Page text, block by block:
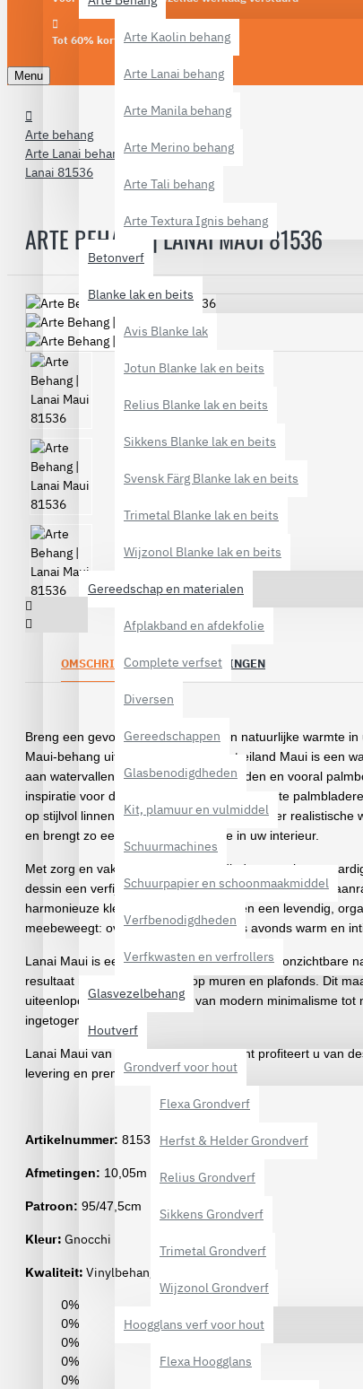
Arte Kaolin behang
Arte Lanai behang
Arte Manila behang
Arte Merino behang
Arte Tali behang
Arte Textura Ignis behang
Betonverf
Blanke lak en beits
Avis Blanke lak
Jotun Blanke lak en beits
Relius Blanke lak en beits
Sikkens Blanke lak en beits
Svensk Färg Blanke lak en beits
Trimetal Blanke lak en beits
Wijzonol Blanke lak en beits
Gereedschap en materialen
Afplakband en afdekfolie
Complete verfset
Diversen
Gereedschappen
Glasbenodigdheden
Kit, plamuur en vulmiddel
Schuurmachines
Schuurpapier en schoonmaakmiddel
Verfbenodigdheden
Verfkwasten en verfrollers
Glasvezelbehang
Houtverf
Grondverf voor hout
Flexa Grondverf
Herfst & Helder Grondverf
Relius Grondverf
Sikkens Grondverf
Trimetal Grondverf
Wijzonol Grondverf
Hoogglans verf voor hout
Flexa Hoogglans
Tot 60% korting
Menu
Arte behang
Arte Lanai behang
Lanai 81536
ARTE BEHANG | LANAI MAUI 81536
OMSCHRIJVING BEOORDELINGEN
Breng een gevoel van serene luxe en natuurlijke warmte
Maui-behang uit de Arte-collectie. Het eiland Maui is een
aan watervallen, rotskusten, zandstranden en vooral
inspiratie voor dit ontwerp, waarbij de elegante
op stijlvol linnen. Het Maui-behang is een zeer realistische
en brengt zo een tropische elegantie in uw interieur.
Met zorg en vakmanschap vervaardigd op een
dessin een verfijnde, tactiele structuur die uitnodigt tot
harmonieuze kleurschakeringen creëren een levendig,
meebeweegt: overdag fris en luchtig, ’s avonds warm en
Lanai Maui is eenvoudig aan te brengen met onzichtbare
resultaat naadloos doorloopt op muren en plafonds. Dit
uiteenlopende interieurstijlen, van modern minimalisme tot
ingetogen luxe.
Lanai Maui van Arte kopen?Bij Verfpoint profiteert u van
levering en premium kwaliteit.
Artikelnummer: 81536
Afmetingen: 10,05m lang x 1m breed
Patroon: 95/47,5cm
Kleur: Gnocchi
Kwaliteit: Vinylbehang op papier
0%
0%
0%
0%
0%